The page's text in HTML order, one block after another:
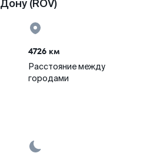
Дону (ROV)
4726 км
Расстояние между
городами